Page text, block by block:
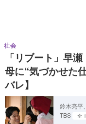
「リブート」早
母に“気づかせた
バレ】
社会
鈴木亮平
TBS
全